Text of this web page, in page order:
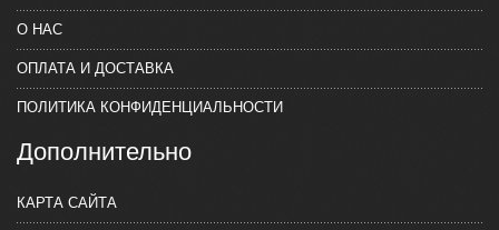
О НАС
ОПЛАТА И ДОСТАВКА
ПОЛИТИКА КОНФИДЕНЦИАЛЬНОСТИ
Дополнительно
КАРТА САЙТА